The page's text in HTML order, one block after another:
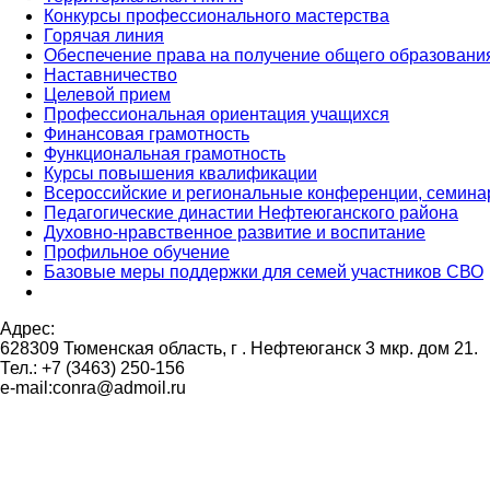
Конкурсы профессионального мастерства
Горячая линия
Обеспечение права на получение общего
Наставничество
Целевой прием
Профессиональная ориентация учащихся
Финансовая грамотность
Функциональная грамотность
Курсы повышения квалификации
Всероссийские и региональные конференции,
Педагогические династии Нефтеюганского района
Духовно-нравственное развитие и воспитание
Профильное обучение
Базовые меры поддержки для семей участников СВО
Адрес:
628309 Тюменская область, г . Нефтеюганск 3 мкр. дом 21.
Тел.: +7 (3463) 250-156
e-mail:conra@admoil.ru